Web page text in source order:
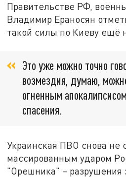
Правительстве РФ,
Владимир Ераносян
такой силы по Киеву ещё
Это уже можно точно
возмездия, думаю,
огненным
спасения.
Украинская ПВО снова не
массированным ударом
"Орешника" – разрушения